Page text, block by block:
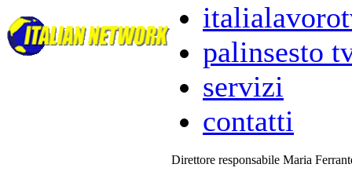
palinsesto
servizi
contatti
Direttore responsabile Maria